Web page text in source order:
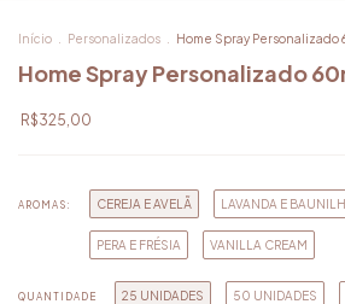
Início Personalizados Home Spray Personalizado
Home Spray Personalizado
R$325,00
AROMAS: CEREJA E AVELÃ LAVANDA E
PERA E FRÉSIA VANILLA CREAM
QUANTIDADE 25 UNIDADES 50 UNIDADES